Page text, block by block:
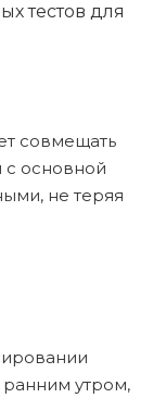
тестов для
совмещать
с основной
не теряя
утром,